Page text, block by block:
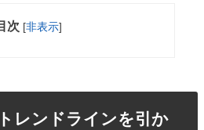
次 [非表示]
レンドラインを引か